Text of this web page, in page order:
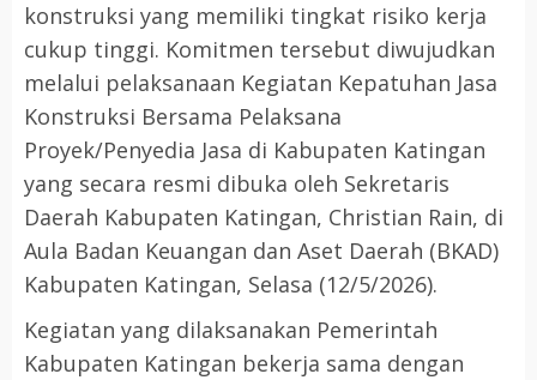
konstruksi yang memiliki tingkat risiko kerja
cukup tinggi. Komitmen tersebut diwujudkan
melalui pelaksanaan Kegiatan Kepatuhan Jasa
Konstruksi Bersama Pelaksana
Proyek/Penyedia Jasa di Kabupaten Katingan
yang secara resmi dibuka oleh Sekretaris
Daerah Kabupaten Katingan, Christian Rain, di
Aula Badan Keuangan dan Aset Daerah (BKAD)
Kabupaten Katingan, Selasa (12/5/2026).
Kegiatan yang dilaksanakan Pemerintah
Kabupaten Katingan bekerja sama dengan